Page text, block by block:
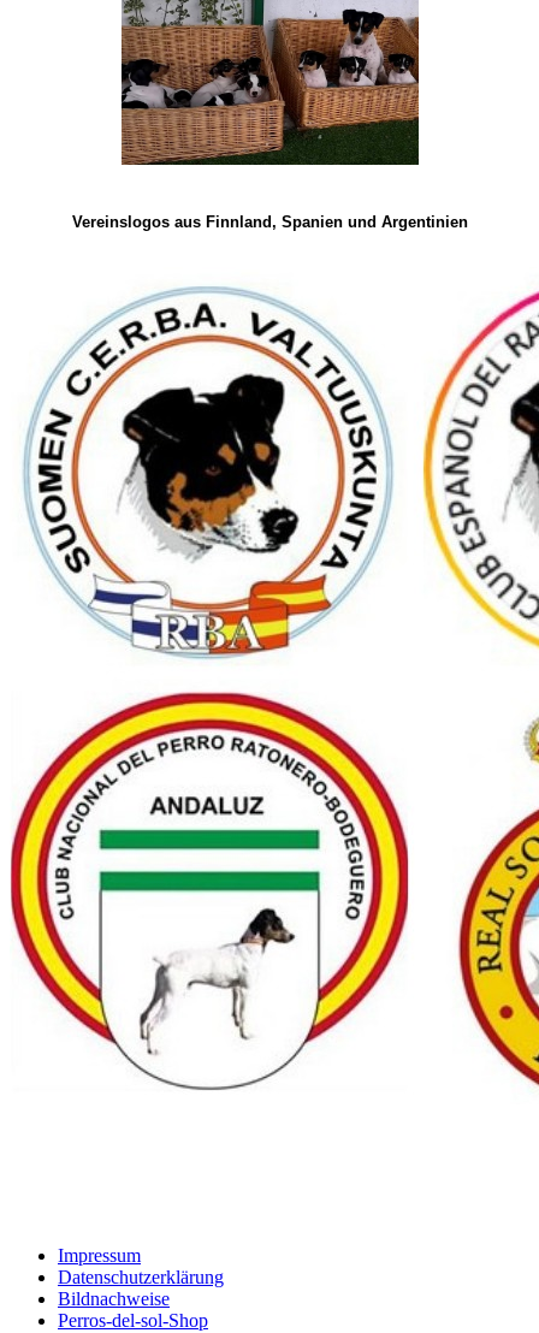
Vereinslogos aus Finnland, Spanien und Argentinien
Impressum
Datenschutzerklärung
Bildnachweise
Perros-del-sol-Shop